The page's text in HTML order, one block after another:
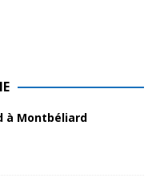
à Montbéliard